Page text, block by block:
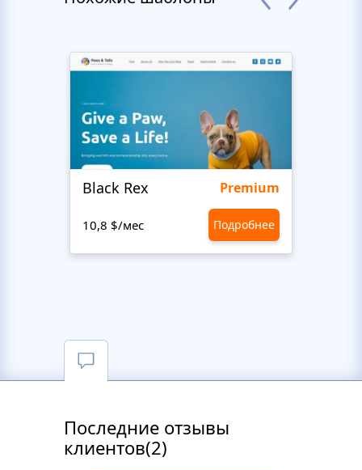
Black Rex Premium
10,8 $/мес Подробнее
Последние отзывы
клиентов(2)